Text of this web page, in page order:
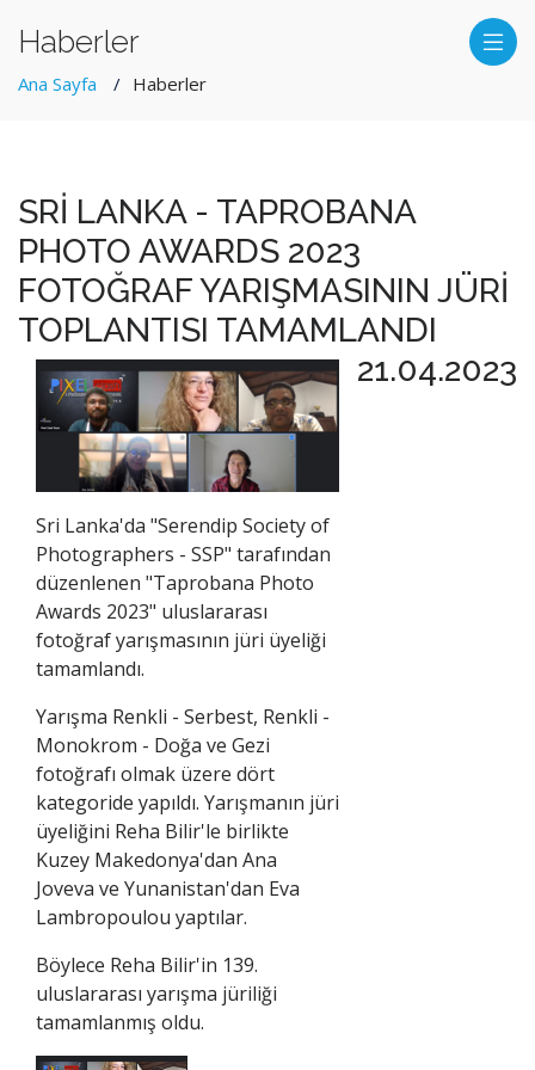
Haberler
Ana Sayfa Haberler
SRİ LANKA - TAPROBANA
PHOTO AWARDS 2023
FOTOĞRAF YARIŞMASININ JÜRİ
TOPLANTISI TAMAMLANDI
21.04.2023
Sri Lanka'da "Serendip Society of
Photographers - SSP" tarafından
düzenlenen "Taprobana Photo
Awards 2023" uluslararası
fotoğraf yarışmasının jüri üyeliği
tamamlandı.
Yarışma Renkli - Serbest, Renkli -
Monokrom - Doğa ve Gezi
fotoğrafı olmak üzere dört
kategoride yapıldı. Yarışmanın jüri
üyeliğini Reha Bilir'le birlikte
Kuzey Makedonya'dan Ana
Joveva ve Yunanistan'dan Eva
Lambropoulou yaptılar.
Böylece Reha Bilir'in 139.
uluslararası yarışma jüriliği
tamamlanmış oldu.